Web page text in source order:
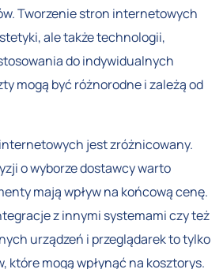
Tworzenie stron internetowych
ale także technologii,
do indywidualnych
mogą być różnorodne i zależą od
jest zróżnicowany.
o wyborze dostawcy warto
mają wpływ na końcową cenę.
z innymi systemami czy też
urządzeń i przeglądarek to tylko
które mogą wpłynąć na kosztorys.